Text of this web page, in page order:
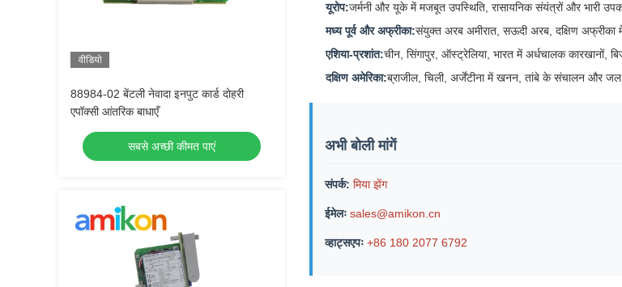
वीडियो
88984-02 बेंटली नेवादा इनपुट कार्ड दोहरी
एपॉक्सी आंतरिक बाधाएँ
सबसे अच्छी कीमत पाएं
यूरोप:जर्मनी और यूके में मजबूत उपस्थिति, रासायनिक संयंत्रों और भारी
मध्य पूर्व और अफ्रीका:संयुक्त अरब अमीरात, सऊदी अरब, दक्षिण अफ्रीका
एशिया-प्रशांत:चीन, सिंगापुर, ऑस्ट्रेलिया, भारत में अर्धचालक कारखानों,
दक्षिण अमेरिका:ब्राजील, चिली, अर्जेंटीना में खनन, तांबे के संचालन और जल
अभी बोली मांगें
संपर्क: मिया झेंग
ईमेलः sales@amikon.cn
व्हाट्सएपः +86 180 2077 6792